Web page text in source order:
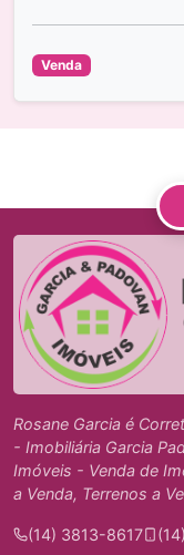
Venda
Rosane Garcia é
- Imobiliária Garcia
Imóveis - Venda de
a Venda, Terrenos a
(14) 3813-8617